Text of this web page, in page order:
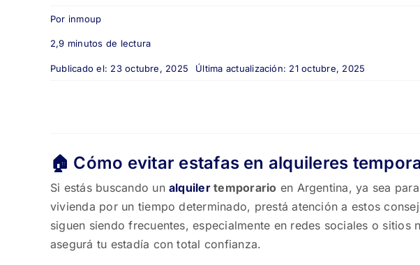
Por inmoup
2,9 minutos de lectura
Publicado el: 23 octubre, 2025 Última actualización: 21 octubre, 2025
🏠 Cómo evitar estafas en alquileres
Si estás buscando un alquilertemporario en Argentina, ya sea
vivienda por un tiempo determinado, prestá atención a estos
siguen siendo frecuentes, especialmente en redes sociales o
asegurá tu estadía con total confianza.